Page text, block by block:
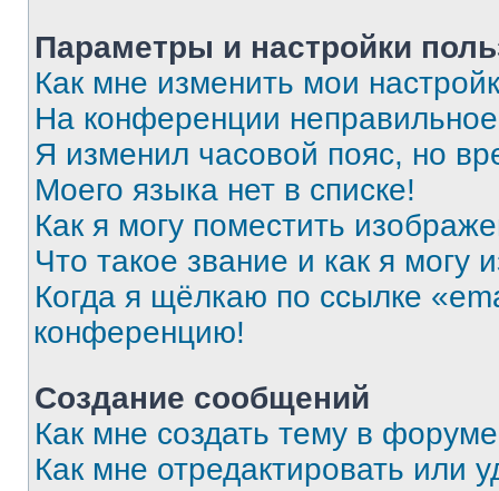
Параметры и настройки
Как мне изменить мои
На конференции
Я изменил часовой пояс, но
Моего языка нет в списке!
Как я могу поместить
Что такое звание и как я могу
Когда я щёлкаю по ссылке
конференцию!
Создание сообщений
Как мне создать тему в
Как мне отредактировать или